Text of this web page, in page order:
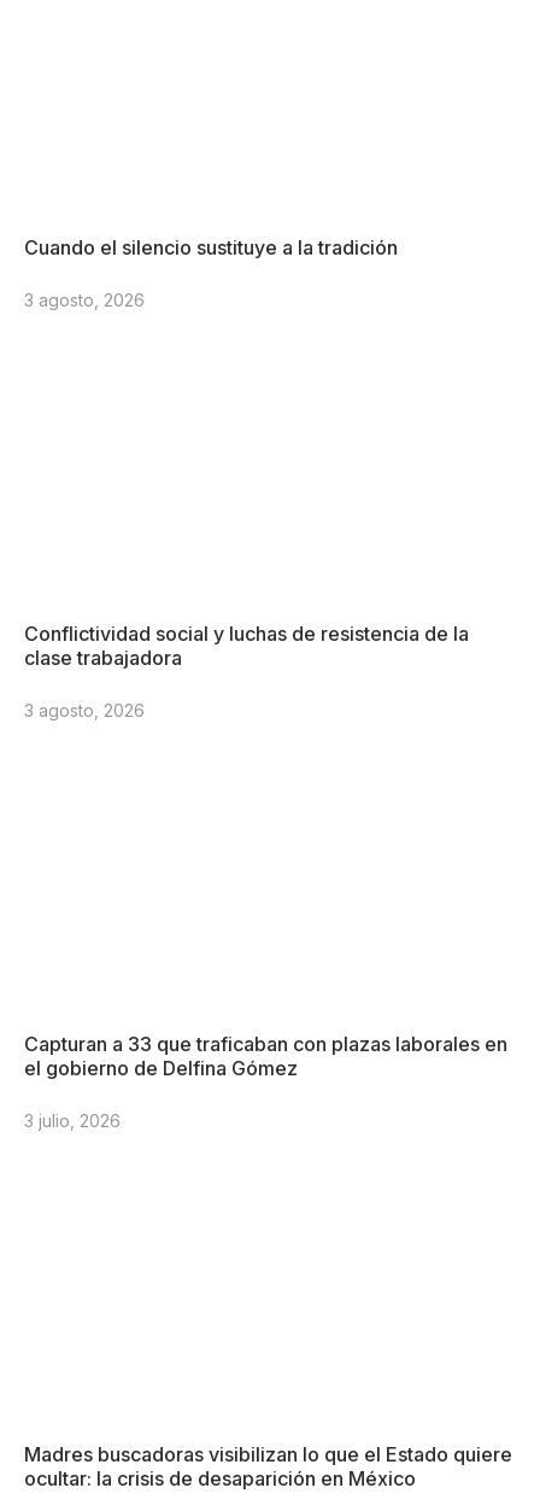
Cuando el silencio sustituye a la tradición
3 agosto, 2026
Conflictividad social y luchas de resistencia de la
clase trabajadora
3 agosto, 2026
Capturan a 33 que traficaban con plazas laborales en
el gobierno de Delfina Gómez
3 julio, 2026
Madres buscadoras visibilizan lo que el Estado quiere
ocultar: la crisis de desaparición en México